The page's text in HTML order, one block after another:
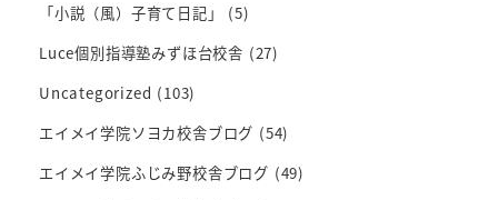
「小説（風）子育て日記」
(5)
Luce個別指導塾みずほ台校舎 (27)
Uncategorized (103)
エイメイ学院ソヨカ校舎ブログ (54)
エイメイ学院ふじみ野校舎ブログ (49)